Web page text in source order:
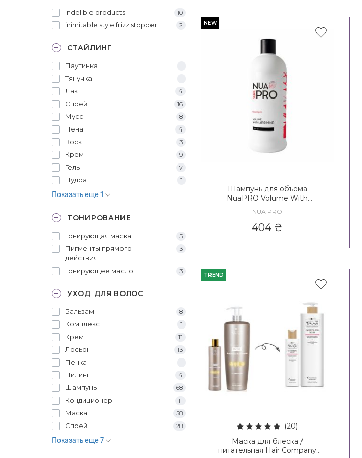
indelible products 10
inimitable style frizz stopper 2
СТАЙЛИНГ
Паутинка 1
Тянучка 1
Лак 4
Спрей 16
Мусс 8
Пена 4
Воск 3
Крем 9
Гель 7
Пудра 1
Показать еще 1
ТОНИРОВАНИЕ
Тонирующая маска 5
Пигменты прямого
действия
3
Тонирующее масло 3
УХОД ДЛЯ ВОЛОС
Бальзам 8
Комплекс 1
Крем 11
Лосьон 13
Пенка 1
Пилинг 4
Шампунь 68
Кондиционер 11
Маска 58
Спрей 28
Показать еще 7
NEW
Шампунь для объема
NuaPRO Volume With
Formula
NUA PRO
404 ₴
TREND
(20)
Маска для блеска /
питательная Hair Company